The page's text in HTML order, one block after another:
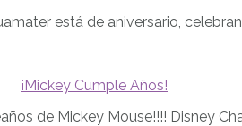
está de aniversario,
¡Mickey Cumple Años!
de Mickey Mouse!!!! Disney